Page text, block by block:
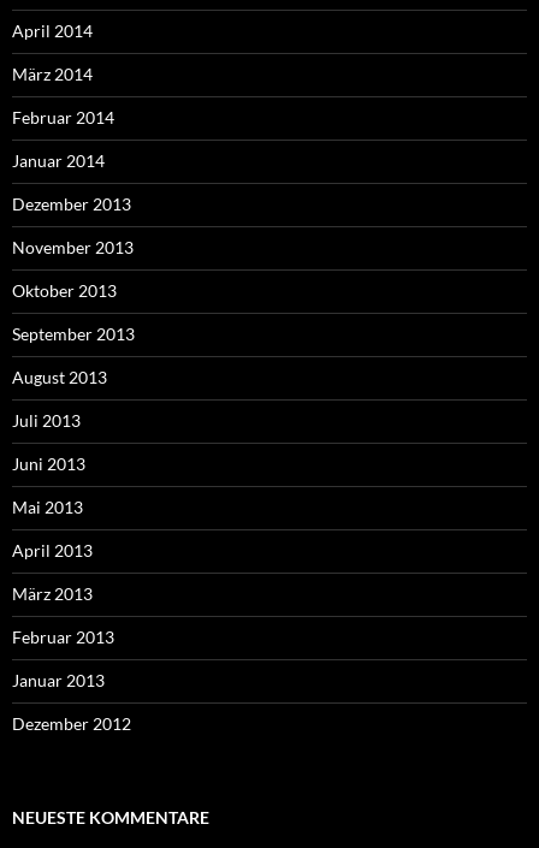
April 2014
März 2014
Februar 2014
Januar 2014
Dezember 2013
November 2013
Oktober 2013
September 2013
August 2013
Juli 2013
Juni 2013
Mai 2013
April 2013
März 2013
Februar 2013
Januar 2013
Dezember 2012
NEUESTE KOMMENTARE